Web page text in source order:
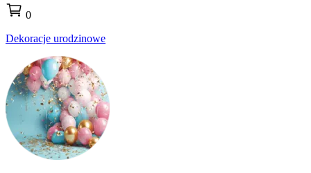
0
Dekoracje urodzinowe